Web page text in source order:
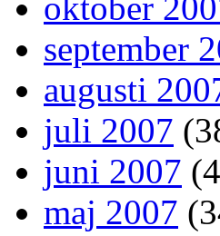
oktober
september
augusti
juli 2007
juni 2007
maj 2007